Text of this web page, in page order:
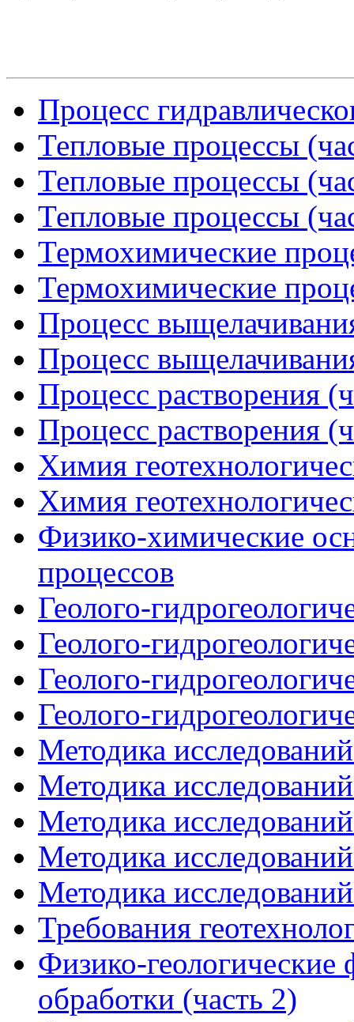
Процесс
Тепловые процессы
Тепловые процессы
Тепловые процессы
Термохимические
Термохимические
Процесс
Процесс
Процесс растворения
Процесс растворения
Химия
Химия
Физико-химические
процессов
Геолого-
Геолого-
Геолого-
Геолого-
Методика
Методика
Методика
Методика
Методика
Требования
Физико-
обработки (часть 2)